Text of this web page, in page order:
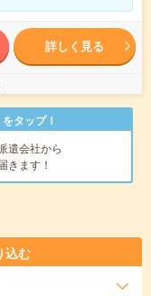
詳しく見る
タップ！
遣会社から
きます！
込む